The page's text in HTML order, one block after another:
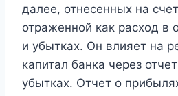
далее, отнесенных на
отраженной как расход в
и убытках. Он влияет на
капитал банка через
убытках. Отчет о